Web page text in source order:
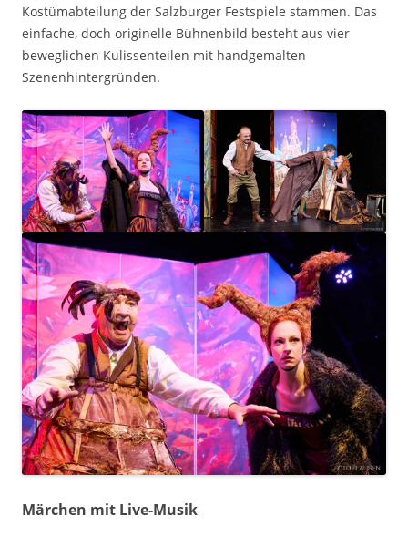
Kostümabteilung der Salzburger Festspiele stammen. Das
einfache, doch originelle Bühnenbild besteht aus vier
beweglichen Kulissenteilen mit handgemalten
Szenenhintergründen.
Märchen mit Live-Musik